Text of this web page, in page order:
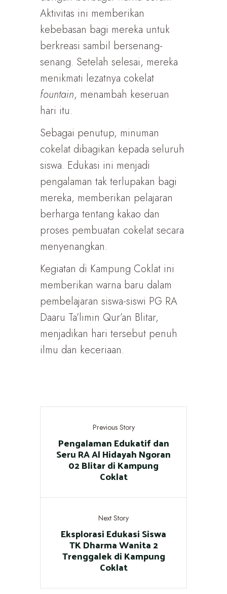
Aktivitas ini memberikan
kebebasan bagi mereka untuk
berkreasi sambil bersenang-
senang. Setelah selesai, mereka
menikmati lezatnya cokelat
fountain, menambah keseruan
hari itu.
Sebagai penutup, minuman
cokelat dibagikan kepada seluruh
siswa. Edukasi ini menjadi
pengalaman tak terlupakan bagi
mereka, memberikan pelajaran
berharga tentang kakao dan
proses pembuatan cokelat secara
menyenangkan.
Kegiatan di Kampung Coklat ini
memberikan warna baru dalam
pembelajaran siswa-siswi PG RA
Daaru Ta’limin Qur’an Blitar,
menjadikan hari tersebut penuh
ilmu dan keceriaan.
Previous Story
Pengalaman Edukatif dan
Seru RA Al Hidayah Ngoran
02 Blitar di Kampung
Coklat
Next Story
Eksplorasi Edukasi Siswa
TK Dharma Wanita 2
Trenggalek di Kampung
Coklat